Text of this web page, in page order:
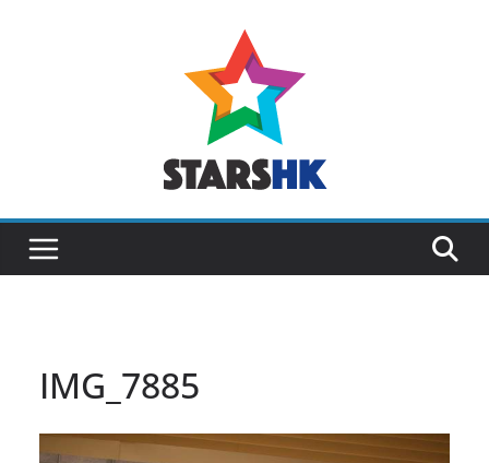
IMG_7885